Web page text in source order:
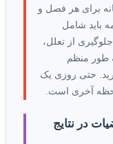
برای هر فصل و
باید شامل
از تعلل،
طور منظم
حتی روزی یک
آخری است.
در نتایج